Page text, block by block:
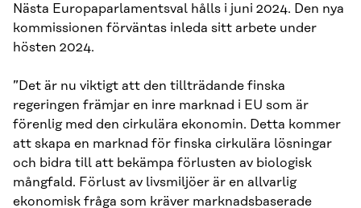
Nästa Europaparlamentsval hålls i juni 2024. Den nya
kommissionen förväntas inleda sitt arbete under
hösten 2024.
”Det är nu viktigt att den tillträdande finska
regeringen främjar en inre marknad i EU som är
förenlig med den cirkulära ekonomin. Detta kommer
att skapa en marknad för finska cirkulära lösningar
och bidra till att bekämpa förlusten av biologisk
mångfald. Förlust av livsmiljöer är en allvarlig
ekonomisk fråga som kräver marknadsbaserade